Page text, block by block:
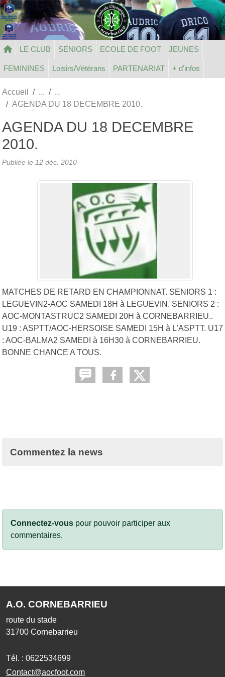
LE CLUB SENIORS ECOLE DE FOOT JEUNES
FEMININES Loisirs/Vétérans PARTENARIAT + d'infos
Accueil
AGENDA DU 18 DECEMBRE 2010.
AGENDA DU 18 DECEMBRE
2010.
Publiée le 12 déc. 2010
MATCHES DE RETARD EN CHAMPIONNAT. SENIORS 1 :
LEGUEVIN2-AOC SAMEDI 18H à LEGUEVIN. SENIORS 2 :
AOC-MONTASTRUC2 SAMEDI 20H à CORNEBARRIEU..
U19 : ASPTT/AOC-HERSOISE SAMEDI 15H à L'ASPTT. U17
: AOC-BALMA2 SAMEDI à 16H30 à CORNEBARRIEU.
BONNE CHANCE A TOUS.
Commentez la news
Connectez-vous pour pouvoir participer aux
commentaires.
A.O. CORNEBARRIEU
route du stade
31700 Cornebarrieu
Tél. : 0622534699
Contact@aocfoot.com
Panneau de gestion des cookies